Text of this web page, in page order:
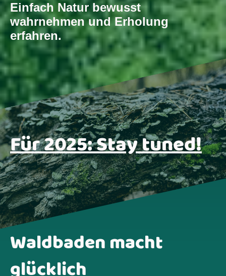
Einfach Natur bewusst
wahrnehmen und Erholung
erfahren.
Für 2025: Stay tuned!
Waldbaden macht
glücklich